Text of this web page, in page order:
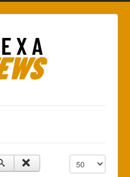
Cantidad a